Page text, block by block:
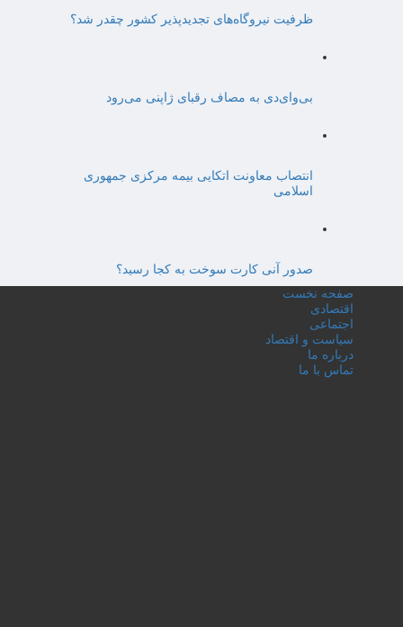
ظرفیت نیروگاه‌های تجدیدپذیر کشور چقدر شد؟
بی‌وای‌دی به مصاف رقبای ژاپنی می‌رود
انتصاب معاونت اتکایی بیمه مرکزی جمهوری
اسلامی
صدور آنی کارت سوخت به کجا رسید؟
صفحه نخست
اقتصادی
اجتماعی
سیاست و اقتصاد
درباره ما
تماس با ما